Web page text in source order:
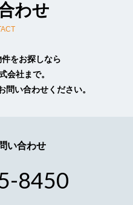
お客様より個人情報
的の範囲内において
いいたしておりま
合を除き第三者に開示
産の保護のために必
わせ
をお探しなら
会社まで。
問い合わせください。
い合わせ
8450